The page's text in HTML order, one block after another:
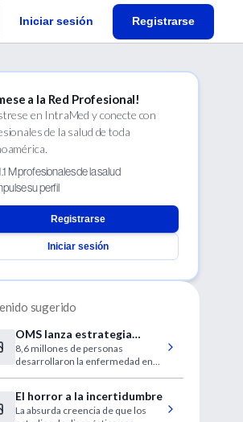
Iniciar sesión Registrarse
a la Red Profesional!
en IntraMed y conecte con
de la salud de toda
M profesionales de la salud
su perfil
Registrarse
Iniciar sesión
sugerido
OMS lanza estrategia
contra tuberculosis
8,6 millones de personas
desarrollaron la enfermedad en
El horror a la incertidumbre
La absurda creencia de que los